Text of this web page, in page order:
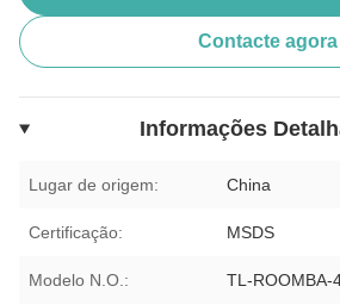
Contacte agora
Informações
Lugar de origem: China
Certificação: MSDS
Modelo N.O.: TL-ROOMBA-